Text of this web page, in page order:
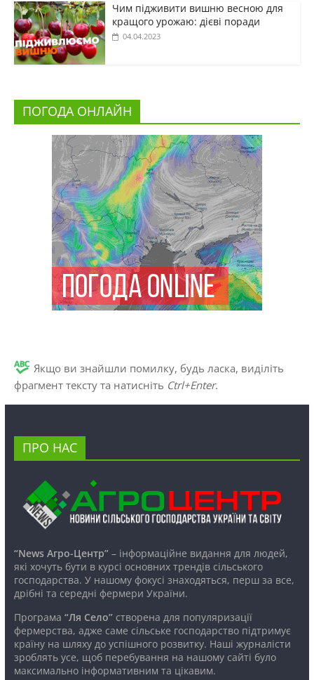
Чим підживити вишню весною для
кращого урожаю: дієві поради
04.04.2023
ПОГОДА ОНЛАЙН
Якщо ви знайшли помилку, будь ласка, виділіть
фрагмент тексту та натисніть Ctrl+Enter.
ПРО НАС
“News Агро-Центр”– інформаційне видання для людей,
які хочуть бути в курсі основних трендів сільського
господарства. У нашому фокусі знаходяться, перш за все,
дрібні та середні фермери України.
Програма “Ля Село”створена для популяризації
фермерства, адже саме сільське господарство підтримує
країну на шляху до успішного розвитку. Наші журналісти
зроблять усе, щоб перебування на нашому сайті було
максимально інформативним та цікавим.